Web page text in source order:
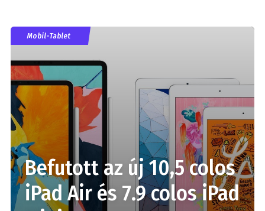
Mobil-Tablet
Befutott az új 10,5 colos
iPad Air és 7.9 colos iPad